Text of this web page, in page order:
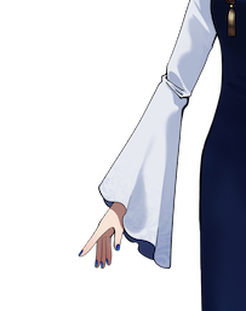
muevoコミュニティ
ぶいクラ！by muevo
ぶいコミュ！by muevo
ぶいマガ！ by muevo